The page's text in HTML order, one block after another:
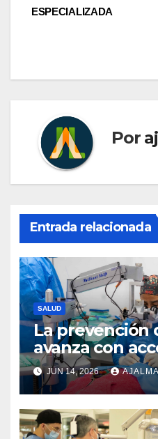
ESPECIALIZADA
Por
Entrada relacionada
SALUD
La prevención
avanza con
oftalmológicas
por Visualiza
JUN 14, 2026